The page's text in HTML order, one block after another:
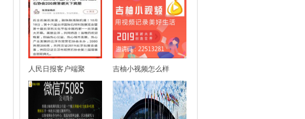
人民日报客户端聚 吉柚小视频怎么样